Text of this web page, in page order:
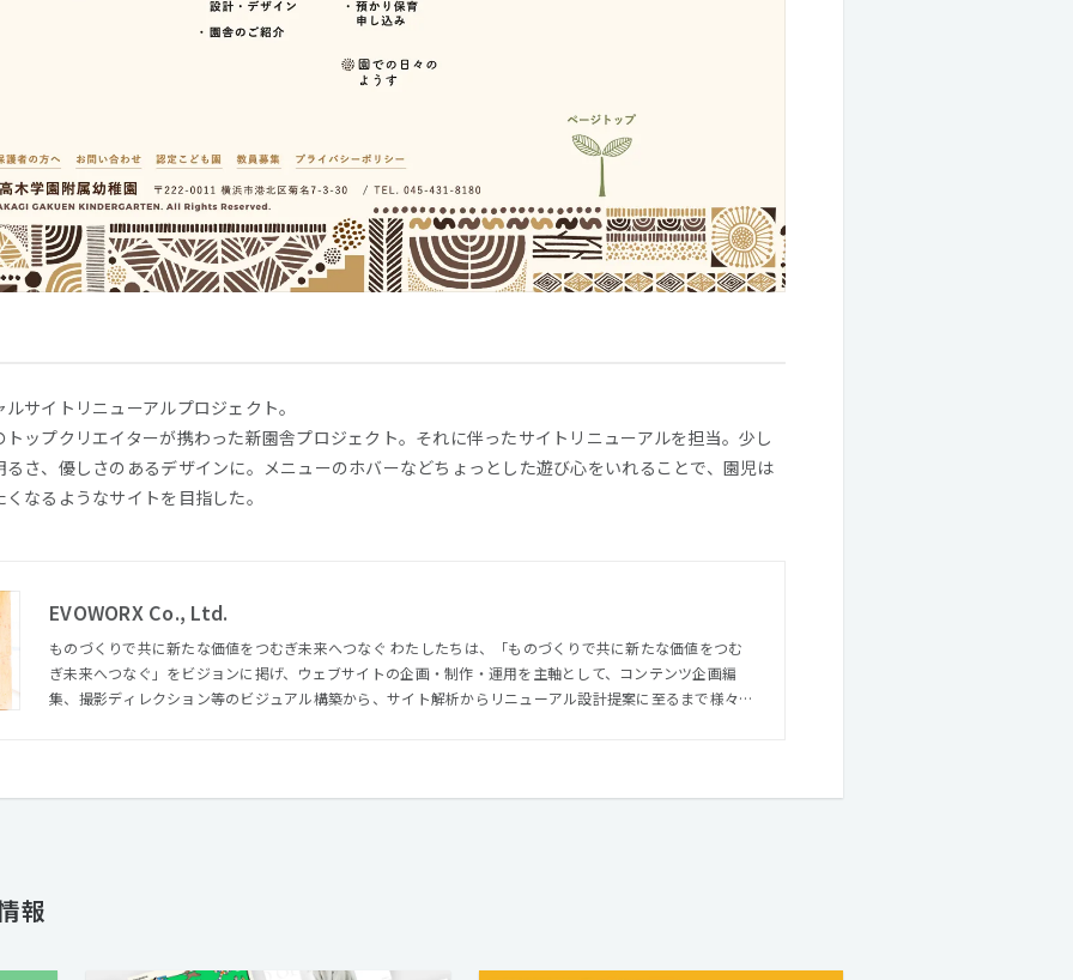
サイトリニューアルプロジェクト。
ップクリエイターが携わった新園舎プロジェクト。それに伴ったサイトリニューアルを担当。少し
さ、優しさのあるデザインに。メニューのホバーなどちょっとした遊び心をいれることで、園児は
なるようなサイトを目指した。
EVOWORX Co., Ltd.
ものづくりで共に新たな価値をつむぎ未来へつなぐ わたしたちは、「ものづくりで共に新たな価値をつむ
ぎ未来へつなぐ」をビジョンに掲げ、ウェブサイトの企画・制作・運用を主軸として、コンテンツ企画編
集、撮影ディレクション等のビジュアル構築から、サイト解析からリニューアル設計提案に至るまで様々な
体制を整えています。 クリエイティブでコミュニケーションの進化をデザインする。それがエヴォワーク
報